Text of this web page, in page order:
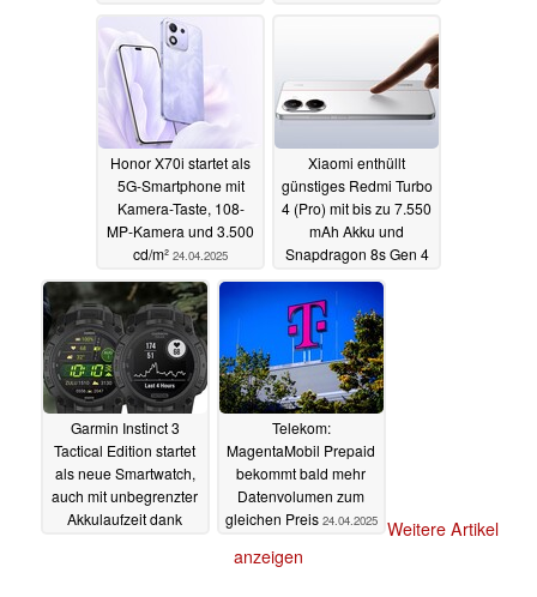
24.04.2025
Honor X70i startet als
5G-Smartphone mit
Kamera-Taste, 108-
MP-Kamera und 3.500
cd/m² 24.04.2025
Xiaomi enthüllt
günstiges Redmi Turbo
4 (Pro) mit bis zu 7.550
mAh Akku und
Snapdragon 8s Gen 4
24.04.2025
Garmin Instinct 3
Tactical Edition startet
als neue Smartwatch,
auch mit unbegrenzter
Akkulaufzeit dank
Telekom:
MagentaMobil Prepaid
bekommt bald mehr
Datenvolumen zum
gleichen Preis 24.04.2025
Weitere Artikel
anzeigen